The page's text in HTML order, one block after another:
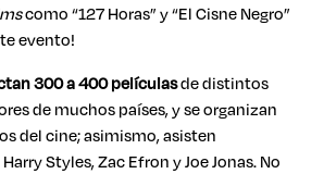
como “127 Horas” y “El Cisne Negro”
evento!
300 a 400 películasde distintos
de muchos países, y se organizan
del cine; asimismo, asisten
Styles, Zac Efron y Joe Jonas. No